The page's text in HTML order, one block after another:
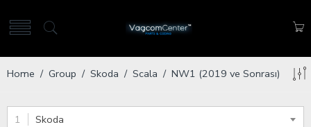
Home / Group / Skoda / Scala / NW1 (2019 ve Sonrası)
Skoda